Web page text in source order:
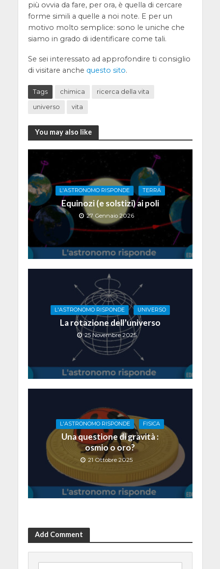
più ovvia da fare, per ora, è quella di cercare
forme simili a quelle a noi note. E per un
motivo molto semplice: sono le uniche che
siamo in grado di identificare come tali.
Se sei interessato ad approfondire ti consiglio
di visitare anche questo sito.
Tags chimica ricerca della vita
universo vita
You may also like
L'ASTRONOMO RISPONDE TERRA
Equinozi (e solstizi) ai poli
27 Gennaio 2026
L'ASTRONOMO RISPONDE UNIVERSO
La rotazione dell’universo
25 Novembre 2025
L'ASTRONOMO RISPONDE FISICA
Una questione di gravità :
osmio o oro?
21 Ottobre 2025
Add Comment